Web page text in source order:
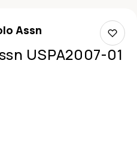
Assn
USPA2007-01